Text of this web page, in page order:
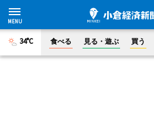
34°C 食べる 見る・遊ぶ 買う